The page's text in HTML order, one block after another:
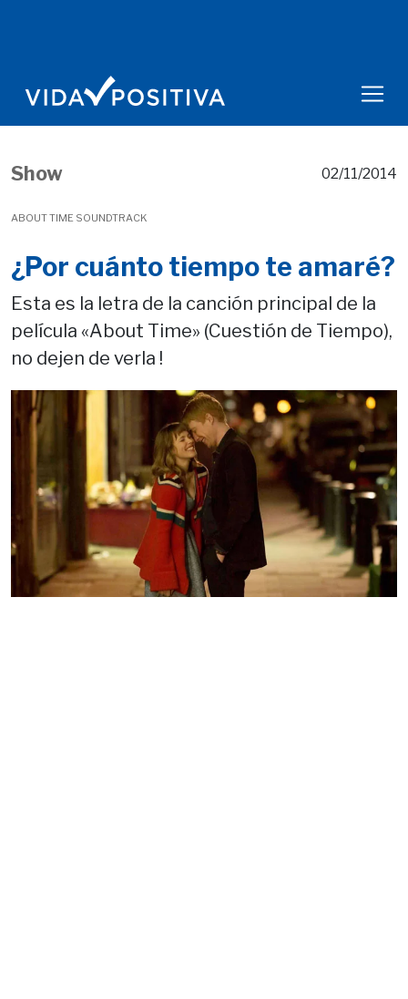
Show
ABOUT TIME SOUNDTRACK
02/11/2014
¿Por cuánto tiempo te amaré?
Esta es la letra de la canción principal de la
película «About Time» (Cuestión de Tiempo),
no dejen de verla !